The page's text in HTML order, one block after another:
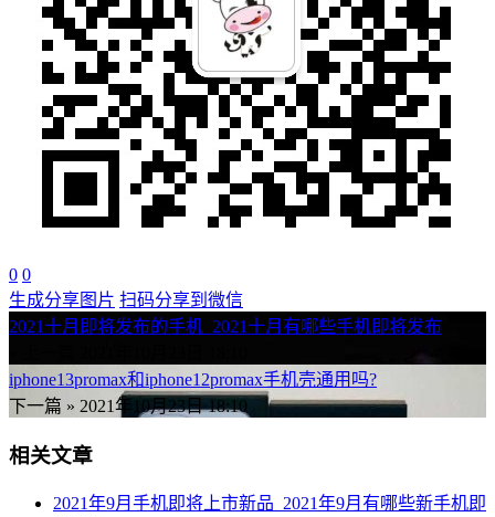
0 0
生成分享图片 扫码分享到微信
2021十月即将发布的手机_2021十月有哪些手机即将发布
iphone13promax和iphone12promax手机壳通用吗?
下一篇 » 2021年10月23日 18:10
相关文章
2021年9月手机即将上市新品_2021年9月有哪些新手机即